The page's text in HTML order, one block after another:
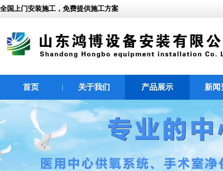
全国上门安装施工，免费提供施工方案
首页 关于我们 产品展示 新闻